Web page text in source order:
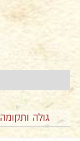
גולה ותקומה